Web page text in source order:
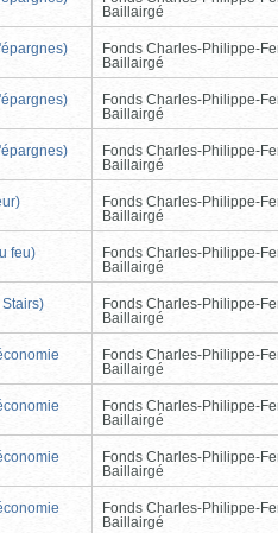
Baillairgé
Fonds Charles-Philippe-
Baillairgé
Fonds Charles-Philippe-
Baillairgé
Fonds Charles-Philippe-
Baillairgé
Fonds Charles-Philippe-
Baillairgé
feu)
Fonds Charles-Philippe-
Baillairgé
Fonds Charles-Philippe-
Baillairgé
Fonds Charles-Philippe-
Baillairgé
Fonds Charles-Philippe-
Baillairgé
Fonds Charles-Philippe-
Baillairgé
Fonds Charles-Philippe-
Baillairgé